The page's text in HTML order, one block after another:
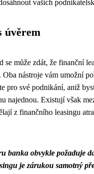
vašich
úvěrem
se může zdát, že finanční
nástroje vám umožní
pro své podnikání, aniž
najednou. Existují však
z finančního leasingu
banka obvykle požaduje
je zárukou samotný